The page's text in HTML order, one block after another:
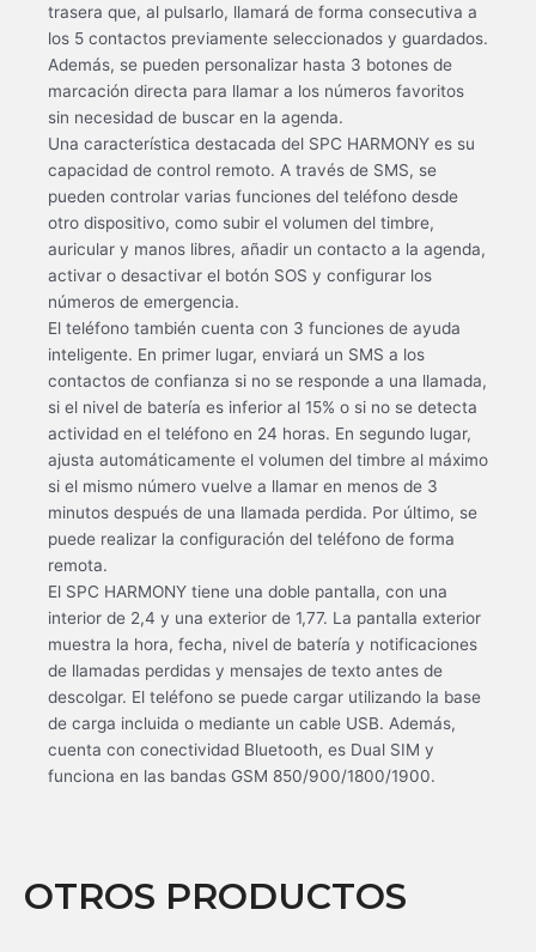
trasera que, al pulsarlo, llamará de forma consecutiva a
los 5 contactos previamente seleccionados y guardados.
Además, se pueden personalizar hasta 3 botones de
marcación directa para llamar a los números favoritos
sin necesidad de buscar en la agenda.
Una característica destacada del SPC HARMONY es su
capacidad de control remoto. A través de SMS, se
pueden controlar varias funciones del teléfono desde
otro dispositivo, como subir el volumen del timbre,
auricular y manos libres, añadir un contacto a la agenda,
activar o desactivar el botón SOS y configurar los
números de emergencia.
El teléfono también cuenta con 3 funciones de ayuda
inteligente. En primer lugar, enviará un SMS a los
contactos de confianza si no se responde a una llamada,
si el nivel de batería es inferior al 15% o si no se detecta
actividad en el teléfono en 24 horas. En segundo lugar,
ajusta automáticamente el volumen del timbre al máximo
si el mismo número vuelve a llamar en menos de 3
minutos después de una llamada perdida. Por último, se
puede realizar la configuración del teléfono de forma
remota.
El SPC HARMONY tiene una doble pantalla, con una
interior de 2,4 y una exterior de 1,77. La pantalla exterior
muestra la hora, fecha, nivel de batería y notificaciones
de llamadas perdidas y mensajes de texto antes de
descolgar. El teléfono se puede cargar utilizando la base
de carga incluida o mediante un cable USB. Además,
cuenta con conectividad Bluetooth, es Dual SIM y
funciona en las bandas GSM 850/900/1800/1900.
OTROS PRODUCTOS